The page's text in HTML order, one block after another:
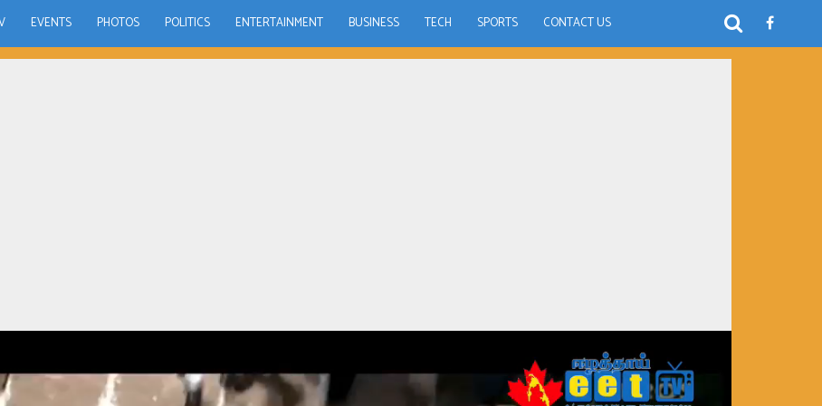
EVENTS PHOTOS POLITICS ENTERTAINMENT BUSINESS TECH SPORTS CONTACT US